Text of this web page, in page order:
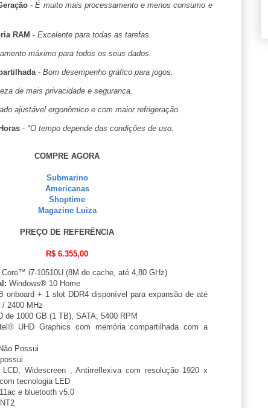
-É muito mais processamento e menos consumo e
RAM - Excelente para todas as tarefas.
máximo para todos os seus dados.
- Bom desempenho gráfico para jogos.
de mais privacidade e segurança.
ajustável ergonômico e com maior refrigeração.
- *O tempo depende das condições de uso.
COMPRE AGORA
Submarino
Americanas
Shoptime
Magazine Luiza
PREÇO DE REFERÊNCIA
R$ 6.355,00
Core™ i7-10510U (8M de cache, até 4,80 GHz)
Windows® 10 Home
onboard + 1 slot DDR4 disponível para expansão de até
/ 2400 MHz
de 1000 GB (1 TB), SATA, 5400 RPM
UHD Graphics com memória compartilhada com a
Não Possui
LCD, Widescreen , Antirreflexiva com resolução 1920 x
tecnologia LED
e bluetooth v5.0